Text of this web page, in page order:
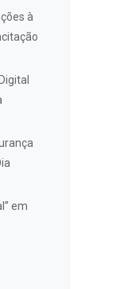
à
em